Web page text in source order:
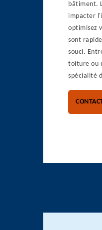
bâtiment.
impacter
optimisez
sont
souci.
toiture ou
spécialité